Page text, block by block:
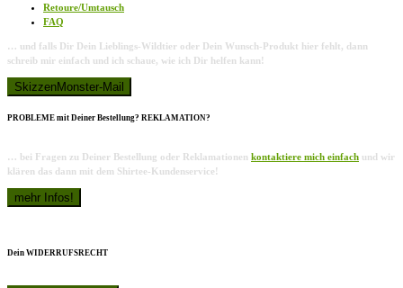
Retoure/Umtausch
FAQ
… und falls Dir Dein Lieblings-Wildtier oder Dein Wunsch-Produkt hier fehlt, dann
schreib mir einfach und ich schaue, wie ich Dir helfen kann!
PROBLEME mit Deiner Bestellung? REKLAMATION?
… bei Fragen zu Deiner Bestellung oder Reklamationen kontaktiere mich einfach und wir
klären das dann mit dem Shirtee-Kundenservice!
Dein WIDERRUFSRECHT